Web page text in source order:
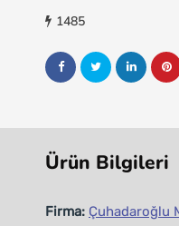
1485
Ürün Bilgileri
Firma: Çuhadaroğlu